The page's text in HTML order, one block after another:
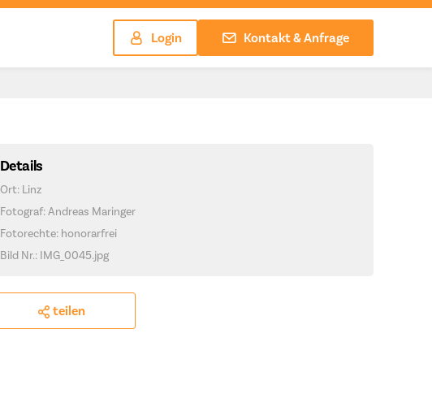
Login Kontakt & Anfrage
Details
Ort: Linz
Fotograf: Andreas Maringer
Fotorechte: honorarfrei
Bild Nr.: IMG_0045.jpg
teilen